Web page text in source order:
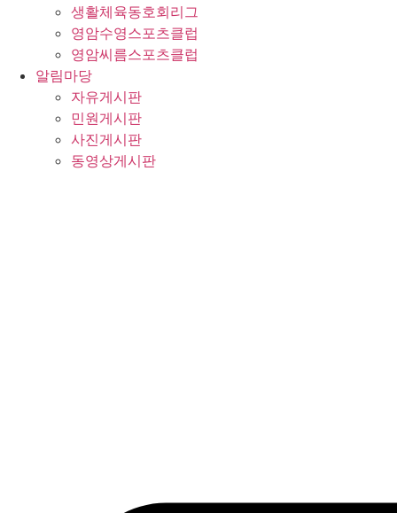
생활체육동호회리그
영암수영스포츠클럽
영암씨름스포츠클럽
알림마당
자유게시판
민원게시판
사진게시판
동영상게시판